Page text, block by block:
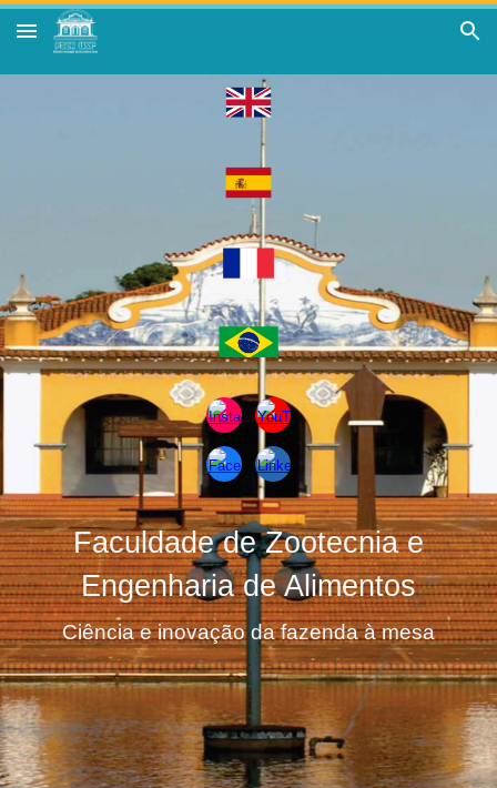
Skip to main content Skip to navigation
Faculdade de Zootecnia e
Engenharia de Alimentos
Ciência e inovação da fazenda à mesa